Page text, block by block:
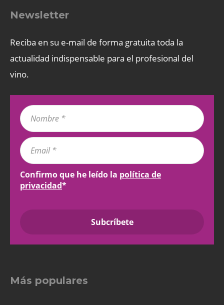
Newsletter
Reciba en su e-mail de forma gratuita toda la
actualidad indispensable para el profesional del
vino.
Confirmo que he leído la política de
privacidad*
Más populares